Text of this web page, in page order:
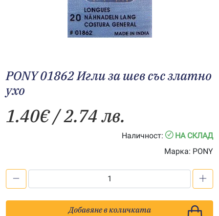
PONY 01862 Игли за шев със златно
ухо
1.40€/ 2.74 лв.
Наличност:
НА СКЛАД
Марка: PONY
Добавяне в количката